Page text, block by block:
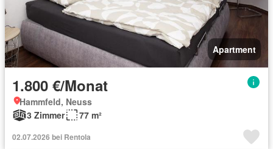
Apartment
1.800 €/Monat
Hammfeld, Neuss
3 Zimmer
77 m²
02.07.2026 bei Rentola